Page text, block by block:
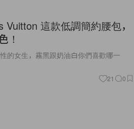
這款低調簡約腰包，
！
的女生，霧黑跟奶油白你們喜歡哪一
21 0